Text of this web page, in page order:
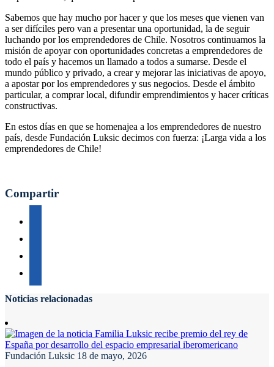
Sabemos que hay mucho por hacer y que los meses que vienen van
a ser difíciles pero van a presentar una oportunidad, la de seguir
luchando por los emprendedores de Chile. Nosotros continuamos la
misión de apoyar con oportunidades concretas a emprendedores de
todo el país y hacemos un llamado a todos a sumarse. Desde el
mundo público y privado, a crear y mejorar las iniciativas de apoyo,
a apostar por los emprendedores y sus negocios. Desde el ámbito
particular, a comprar local, difundir emprendimientos y hacer críticas
constructivas.
En estos días en que se homenajea a los emprendedores de nuestro
país, desde Fundación Luksic decimos con fuerza: ¡Larga vida a los
emprendedores de Chile!
Compartir
Noticias relacionadas
Fundación Luksic 18 de mayo, 2026